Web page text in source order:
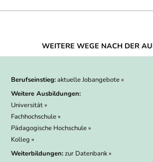
WEITERE WEGE NACH DER
Berufseinstieg:aktuelle Jobangebote »
Weitere Ausbildungen:
Universität »
Fachhochschule »
Pädagogische Hochschule »
Kolleg »
Weiterbildungen:zur Datenbank »